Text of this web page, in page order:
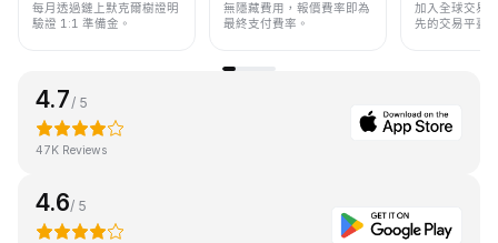
每月透過鏈上默克爾樹證明
驗證 1:1 準備金。
無隱藏費用，報價費率即為
最終支付費率。
加入全球交易
先的交易平臺
4.7/ 5
47K Reviews
4.6/ 5